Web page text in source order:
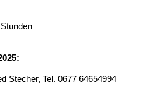
Stecher, Tel. 0677 64654994